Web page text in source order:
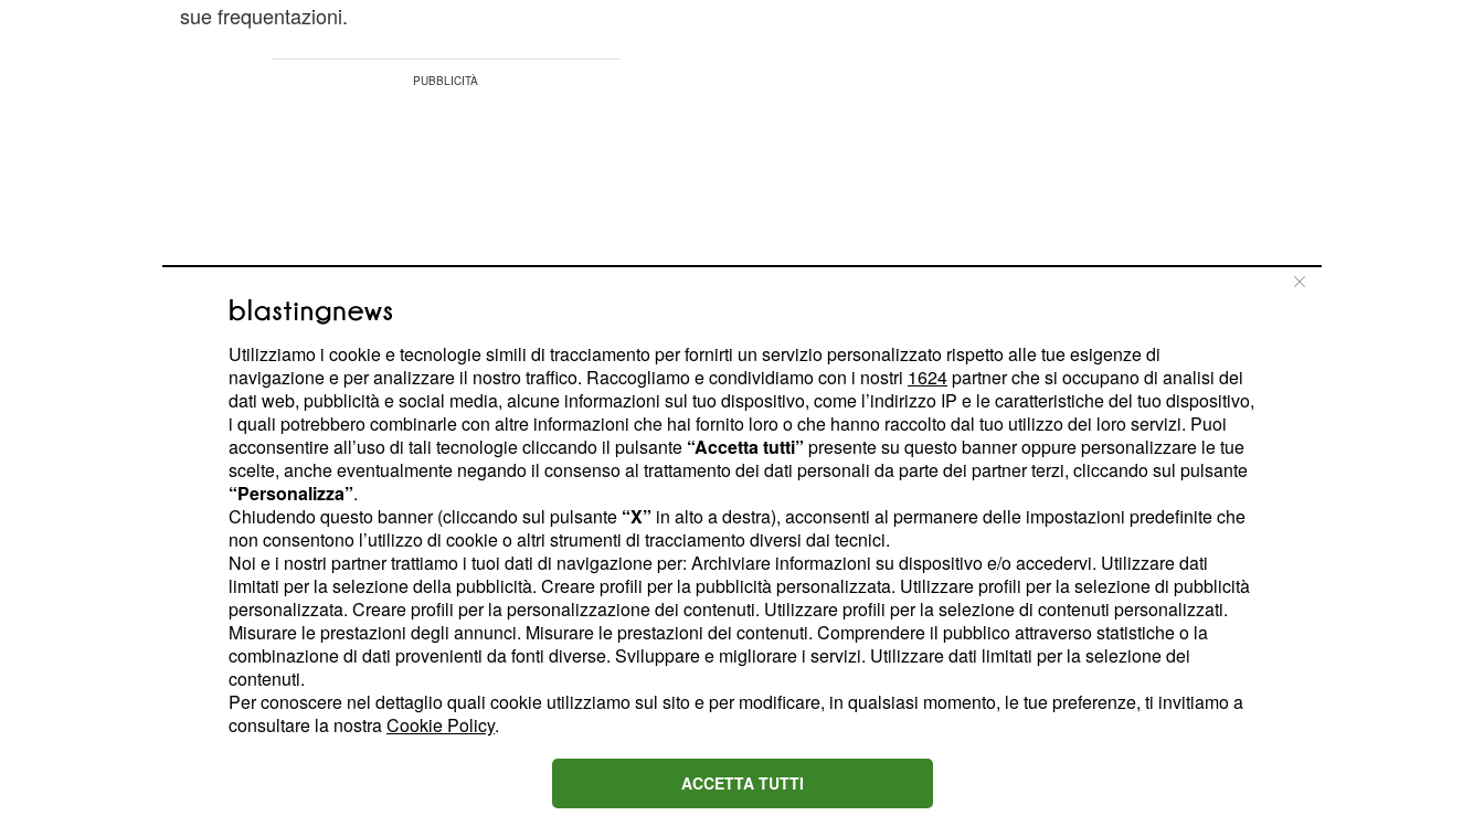
sue frequentazioni.
La dama incasserà con dignità la decisione diMarcodi
interrompere la loro conoscenza da un giorno all'altro, ma
poi entrerà inconfusionequando lui tornerà e le si
riproporrà in tutti i modi.
Nel finale di stagione, infatti, il cavaliere cercherà di
recuperare il rapporto con la sua amata nonostante il
riavvicinamento tra quest'ultima eMario, che riprenderà
posto nel parterre dopo una lunga assenza.
Lacrime e tentennamenti a Uomini e
Utilizziamo i cookie e tecnologie simili di tracciamento per fornirti un servizio personalizzato rispetto alle tue esigenze di
navigazione e per analizzare il nostro traffico. Raccogliamo e condividiamo con i nostri 1624partner che si occupano di analisi dei
dati web, pubblicità e social media, alcune informazioni sul tuo dispositivo, come l’indirizzo IP e le caratteristiche del tuo dispositivo,
i quali potrebbero combinarle con altre informazioni che hai fornito loro o che hanno raccolto dal tuo utilizzo dei loro servizi. Puoi
acconsentire all’uso di tali tecnologie cliccando il pulsante “Accetta tutti” presente su questo banner oppure personalizzare le tue
scelte, anche eventualmente negando il consenso al trattamento dei dati personali da parte dei partner terzi, cliccando sul pulsante
“Personalizza”.
Chiudendo questo banner (cliccando sul pulsante “X” in alto a destra), acconsenti al permanere delle impostazioni predefinite che
non consentono l’utilizzo di cookie o altri strumenti di tracciamento diversi dai tecnici.
Noi e i nostri partner trattiamo i tuoi dati di navigazione per: Archiviare informazioni su dispositivo e/o accedervi. Utilizzare dati
limitati per la selezione della pubblicità. Creare profili per la pubblicità personalizzata. Utilizzare profili per la selezione di pubblicità
personalizzata. Creare profili per la personalizzazione dei contenuti. Utilizzare profili per la selezione di contenuti personalizzati.
Misurare le prestazioni degli annunci. Misurare le prestazioni dei contenuti. Comprendere il pubblico attraverso statistiche o la
combinazione di dati provenienti da fonti diverse. Sviluppare e migliorare i servizi. Utilizzare dati limitati per la selezione dei
contenuti.
Per conoscere nel dettaglio quali cookie utilizziamo sul sito e per modificare, in qualsiasi momento, le tue preferenze, ti invitiamo a
consultare la nostraCookie Policy.
ACCETTA TUTTI